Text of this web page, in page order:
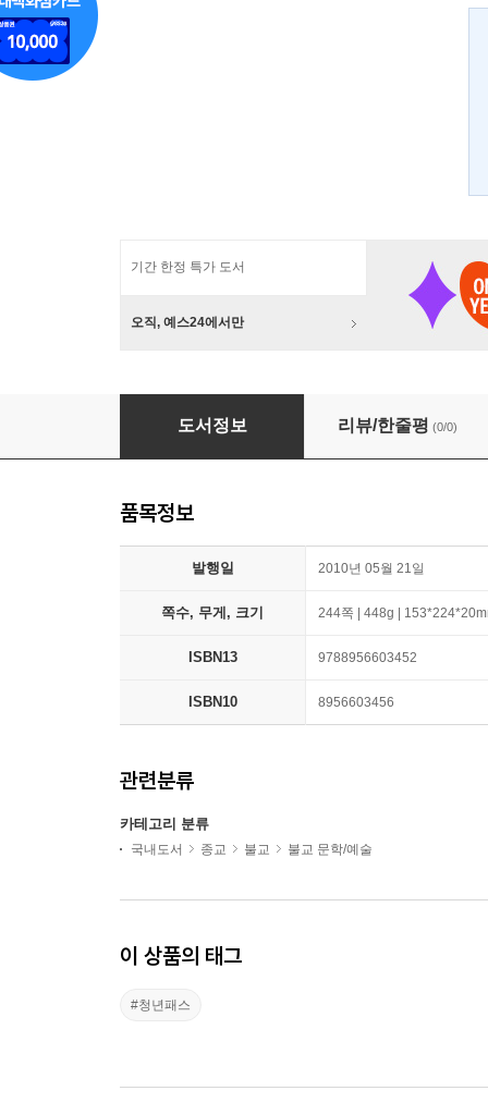
기간 한정 특가 도서
오직, 예스24에서만
모래 한 알 들꽃 한 송이
도서정보 리뷰/한줄평 (0/0)
품목정보
발행일 2010년 05월 21일
쪽수, 무게, 크기 244쪽 | 448g |
ISBN13 9788956603452
ISBN10 8956603456
관련분류
카테고리 분류
국내도서 종교 불교 불교 문학/예술
이 상품의 태그
#청년패스